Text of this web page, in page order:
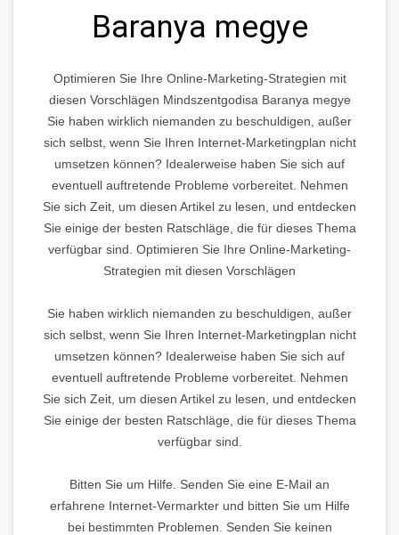
Baranya megye
Optimieren Sie Ihre Online-Marketing-Strategien mit
diesen Vorschlägen Mindszentgodisa Baranya megye
Sie haben wirklich niemanden zu beschuldigen, außer
sich selbst, wenn Sie Ihren Internet-Marketingplan nicht
umsetzen können? Idealerweise haben Sie sich auf
eventuell auftretende Probleme vorbereitet. Nehmen
Sie sich Zeit, um diesen Artikel zu lesen, und entdecken
Sie einige der besten Ratschläge, die für dieses Thema
verfügbar sind. Optimieren Sie Ihre Online-Marketing-
Strategien mit diesen Vorschlägen
Sie haben wirklich niemanden zu beschuldigen, außer
sich selbst, wenn Sie Ihren Internet-Marketingplan nicht
umsetzen können? Idealerweise haben Sie sich auf
eventuell auftretende Probleme vorbereitet. Nehmen
Sie sich Zeit, um diesen Artikel zu lesen, und entdecken
Sie einige der besten Ratschläge, die für dieses Thema
verfügbar sind.
Bitten Sie um Hilfe. Senden Sie eine E-Mail an
erfahrene Internet-Vermarkter und bitten Sie um Hilfe
bei bestimmten Problemen. Senden Sie keinen